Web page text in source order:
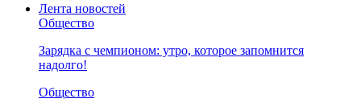
Лента новостей
Общество
Зарядка с чемпионом: утро, которое запомнится
надолго!
Общество